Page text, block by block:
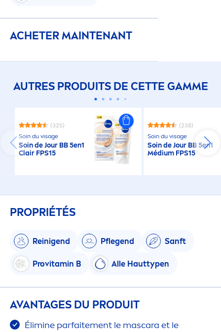
ACHETER MAINTENANT
AUTRES PRODUITS DE CETTE GAMME
(325)
Soin du visage
Soin de Jour BB 5en1
Clair FPS15
(238)
Soin du visage
Soin de Jour BB 5en1
Médium FPS15
PROPRIÉTÉS
Reinigend Pflegend Sanft
Provitamin B Alle Hauttypen
AVANTAGES DU PRODUIT
Élimine parfaitement le mascara et le